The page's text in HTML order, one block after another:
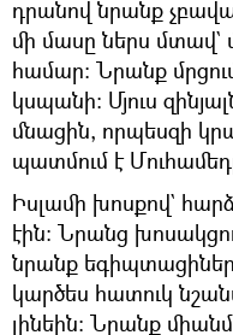
դրանով նրանք
մի մասը ներս մտավ`
համար։ Նրանք
կսպանի։ Մյուս
մնացին, որպեսզի
պատմում է
Իսլամի խոսքով`
էին։ Նրանց
նրանք եգիպտացիներ
կարծես հատուկ
լինեին։ Նրանք